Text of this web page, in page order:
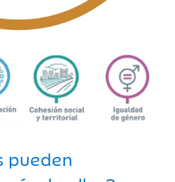
pueden